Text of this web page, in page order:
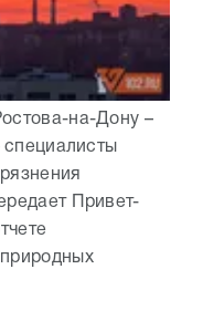
на-Дону –
Привет-